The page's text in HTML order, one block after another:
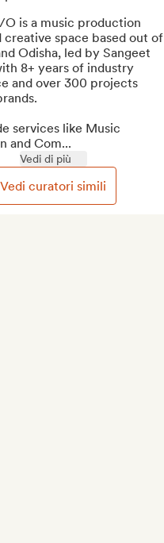
O is a music production
creative space based out of
Odisha, led by Sangeet
8+ years of industry
and over 300 projects
services like Music
and Com...
Vedi di più
Vedi curatori simili